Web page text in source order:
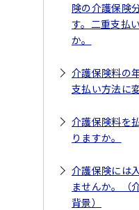
険の介護保険
す。二重支払
か。
介護保険料の
支払い方法に
介護保険料を
りますか。
介護保険には
ませんか。（
背景）